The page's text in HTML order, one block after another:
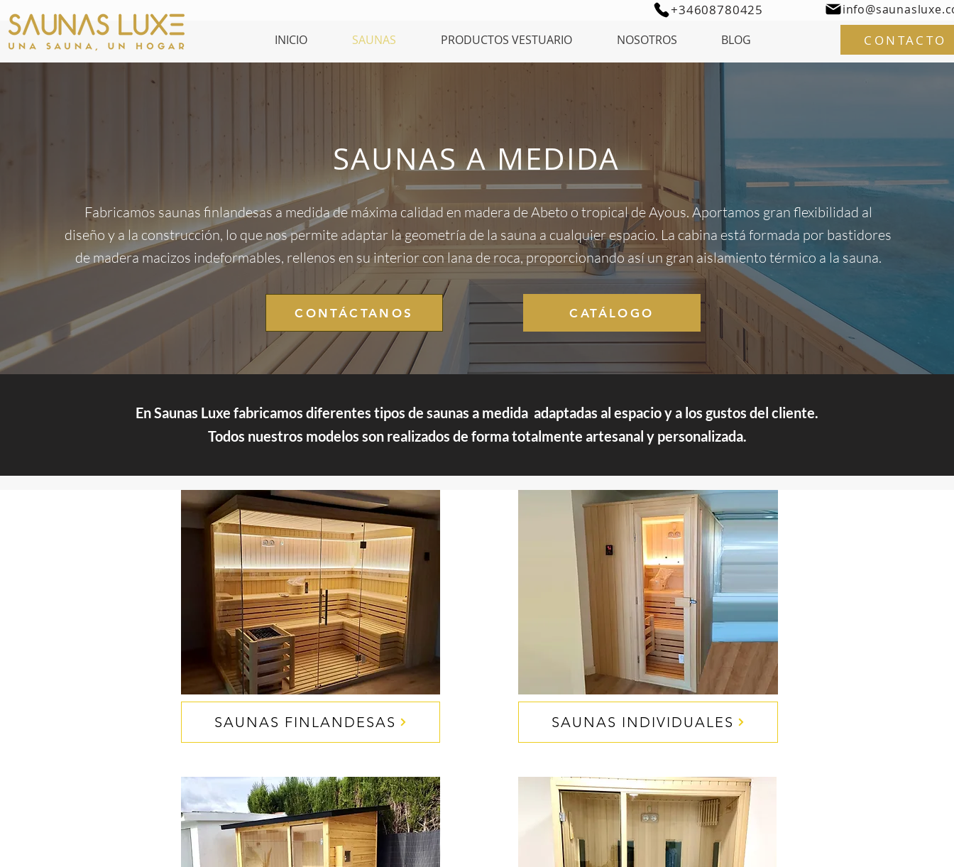
+34608780425
INICIO
SAUNAS PRODUCTOS VESTUARIO NOSOTROS BLOG CONTACTO
SAUNAS A MEDIDA
Fabricamos saunas finlandesas a medida de máxima calidad en madera de Abeto o tropical de Ayous. Aportamos gran flexibilidad al
diseño y a la construcción, lo que nos permite adaptar la geometría de la sauna a cualquier espacio. La cabina está formada por bastidores
de madera macizos indeformables, rellenos en su interior con lana de roca, proporcionando así un gran aislamiento térmico a la sauna.
CONTÁCTANOS CATÁLOGO
En Saunas Luxe fabricamos diferentes tipos de saunas a medida adaptadas al espacio y a los gustos del cliente.
Todos nuestros modelos son realizados de forma totalmente artesanal y personalizada.
SAUNAS FINLANDESAS SAUNAS INDIVIDUALES